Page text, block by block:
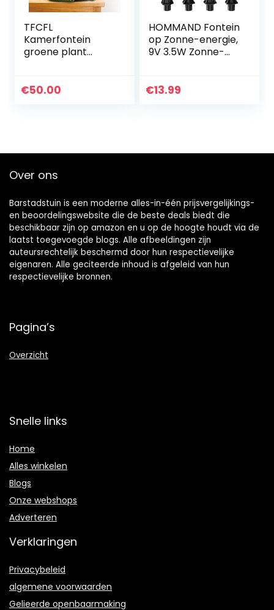
TFCFL
Kamerfontein
groene plant
verlichting outdoor
€50.00
HOMMAND Fontein
op Zonne-energie,
9V 3.5W Zonne-
en 4 Sproeiers,
€13.99
Over ons
Barstadstuin is een moderne alles-in-één prijsvergelijkings-
en beoordelingswebsite die de beste deals biedt die
beschikbaar zijn op amazon en u op de hoogte houdt via de
laatst toegevoegde blogs. Alle afbeeldingen zijn
auteursrechtelijk beschermd door hun respectievelijke
eigenaren. Alle geciteerde inhoud is afgeleid van hun
respectievelijke bronnen.
Pagina’s
Overzicht
Snelle links
Home
Alles winkelen
Blogs
Onze webshops
Adverteren
Verklaringen
Privacybeleid
algemene voorwaarden
Gelieerde openbaarmaking